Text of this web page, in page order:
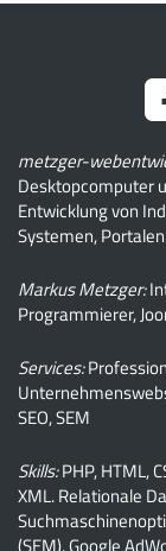
metzger-
Desktopcomputer
Entwicklung von
Systemen,
Markus Metzger:
Programmierer,
Services:
SEO, SEM
Skills:PHP, HTML,
XML. Relationale